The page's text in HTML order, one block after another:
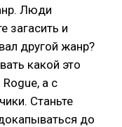
Люди
загасить и
другой жанр?
какой это
а с
Станьте
до